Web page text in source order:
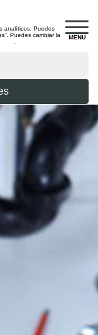
MENU
analíticos. Puedes
Puedes cambiar la